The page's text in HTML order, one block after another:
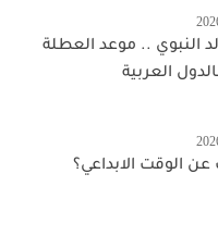
النبوي .. موعد العطلة
العربية
عن الوقت الابداعي؟